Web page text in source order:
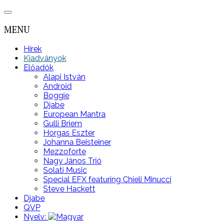
MENU
Hírek
Kiadványok
Előadók
Alapi István
Android
Boggie
Djabe
European Mantra
Gulli Briem
Horgas Eszter
Johanna Beisteiner
Mezzoforte
Nagy János Trió
Solati Music
Special EFX featuring Chieli Minucci
Steve Hackett
Djabe
QVP
Nyelv: